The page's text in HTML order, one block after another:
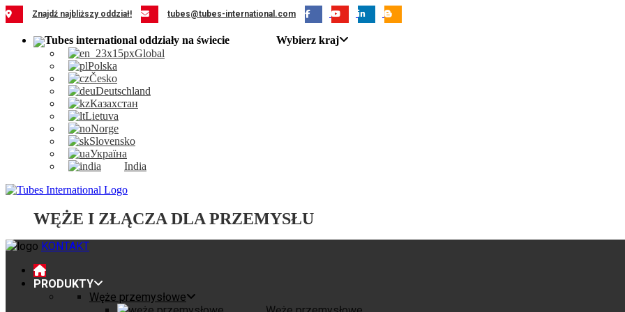
Przejdź
do
zawartości
Znajdź najbliższy oddział! tubes@tubes-international.com
Wybierz kraj
Global
Polska
Česko
Deutschland
Казахстан
Lietuva
Norge
Slovensko
Україна
India
WĘŻE I ZŁĄCZA DLA PRZEMYSŁU
KONTAKT
PRODUKTY
Węże przemysłowe